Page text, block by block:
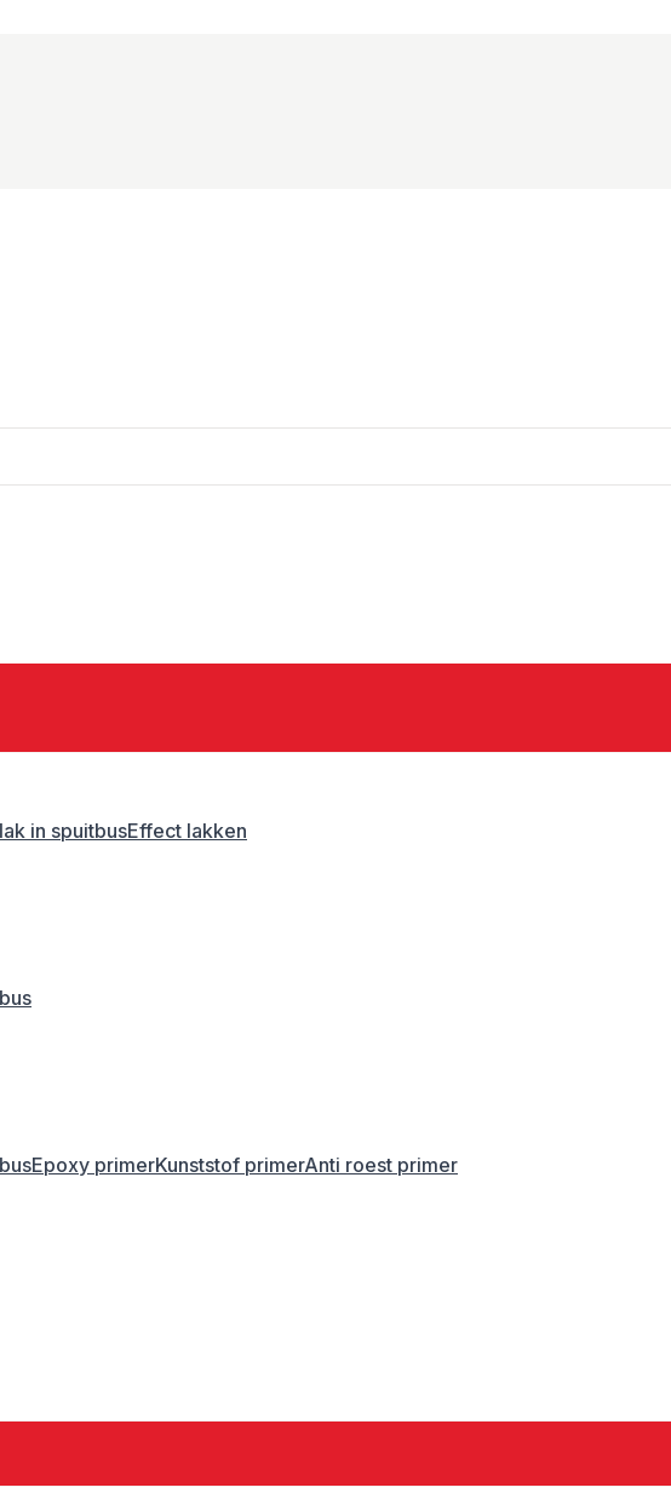
in spuitbusEffect lakken
Epoxy primerKunststof primerAnti roest primer